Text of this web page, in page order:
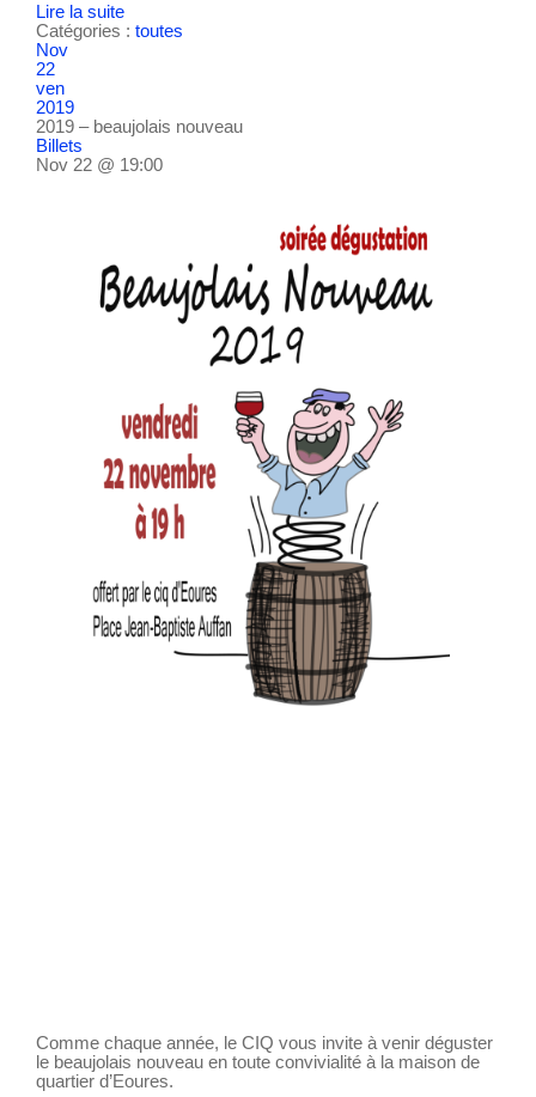
Lire la suite
Catégories : toutes
Nov
22
ven
2019
2019 – beaujolais nouveau
Billets
Nov 22 @ 19:00
Comme chaque année, le CIQ vous invite à venir déguster
le beaujolais nouveau en toute convivialité à la maison de
quartier d’Eoures.